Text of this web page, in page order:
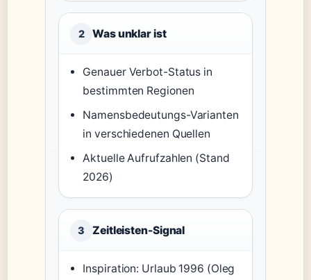
2 Was unklar ist
Genauer Verbot-Status in
bestimmten Regionen
Namensbedeutungs-Varianten
in verschiedenen Quellen
Aktuelle Aufrufzahlen (Stand
2026)
3 Zeitleisten-Signal
Inspiration: Urlaub 1996 (Oleg